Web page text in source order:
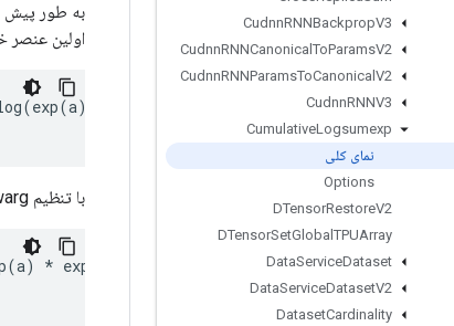
CudnnRNNBackpropV3
CudnnRNNCanonical ToParamsV2
CudnnRNNParamsToCanonical V2
CudnnRNNV3
CumulativeLogsumexp
نمای کلی
Options
DTensorRestoreV2
DTensorSetGlobal TPUArray
DataServiceDataset
DataServiceDatasetV2
DatasetCardinality
اولین
(exp(a)
با تنظیم kwarg «انحصاری» روی «True»، یک log-sum-exp تجمعی انحصاری به جای آن انجام می‌شود:
(a) * exp